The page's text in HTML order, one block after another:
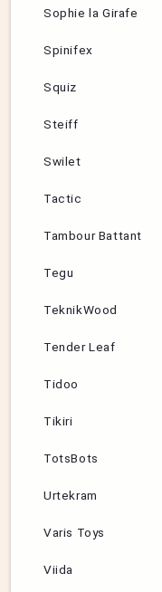
Sophie la Girafe
Spinifex
Squiz
Steiff
Swilet
Tactic
Tambour Battant
Tegu
TeknikWood
Tender Leaf
Tidoo
Tikiri
TotsBots
Urtekram
Varis Toys
Viida